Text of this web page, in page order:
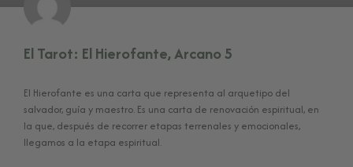
El Tarot: El Hierofante, Arcano 5
El Hierofante es una carta que representa al arquetipo del
salvador, guía y maestro. Es una carta de renovación espiritual, en
la que, después de recorrer etapas terrenales y emocionales,
llegamos a la etapa espiritual.